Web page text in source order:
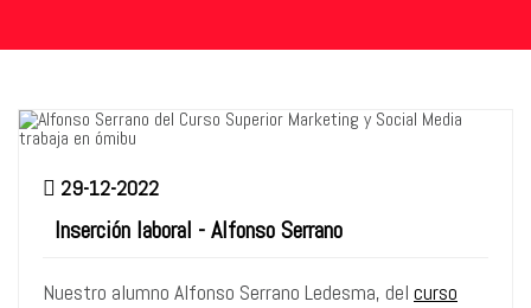
29-12-2022
Inserción laboral - Alfonso Serrano
Nuestro alumno Alfonso Serrano Ledesma, del curso